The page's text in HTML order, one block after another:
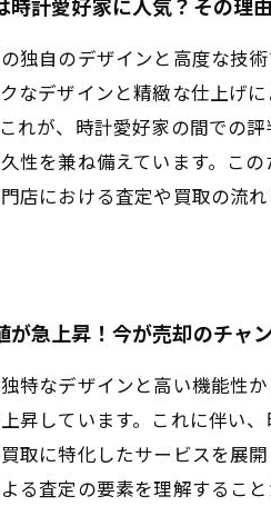
独自のデザインと高度な技
なデザインと精緻な仕上げ
れが、時計愛好家の間での
性を兼ね備えています。こ
店における査定や買取の流
が急上昇！今が売却のチャ
特なデザインと高い機能性
昇しています。これに伴い
取に特化したサービスを展
る査定の要素を理解するこ